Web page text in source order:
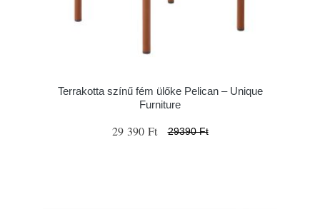
Terrakotta színű fém ülőke Pelican – Unique
Furniture
29 390 Ft 29390 Ft